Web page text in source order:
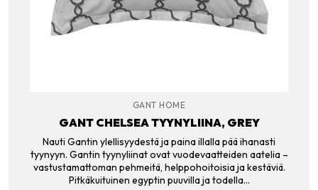
GANT HOME
GANT CHELSEA TYYNYLIINA, GREY
Nauti Gantin ylellisyydestä ja paina illalla pää ihanasti
tyynyyn. Gantin tyynyliinat ovat vuodevaatteiden aatelia –
vastustamattoman pehmeitä, helppohoitoisia ja kestäviä.
Pitkäkuituinen egyptin puuvilla ja todella…